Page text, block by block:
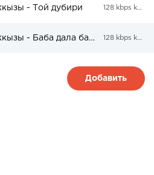
- Той дубири 128 kbps kbps
Арайлым Мамырбеккызы - Баба дала баяны 128 kbps kbps
Добавить